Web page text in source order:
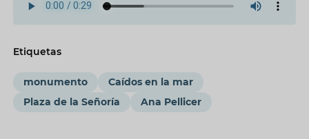
Etiquetas
monumento
Caídos en la mar
Plaza de la Señoría
Ana Pellicer